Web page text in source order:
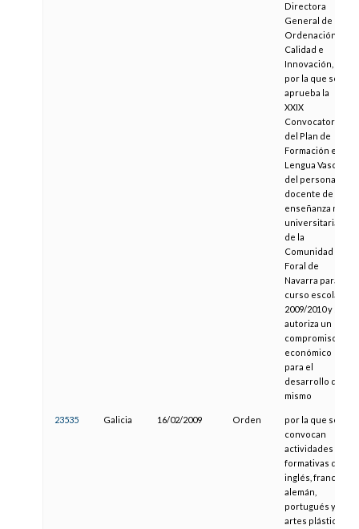
Directora
General de
Ordenación,
Calidad e
Innovación,
por la que se
aprueba la
XXIX
Convocatoria
del Plan de
Formación en
Lengua Vasca
del personal
docente de
enseñanza no
universitaria
de la
Comunidad
Foral de
Navarra para el
curso escolar
2009/2010 y se
autoriza un
compromiso
económico
para el
desarrollo del
mismo
23535 Galicia 16/02/2009 Orden
por la que se
convocan
actividades
formativas de
inglés, francés,
alemán,
portugués y de
artes plásticas